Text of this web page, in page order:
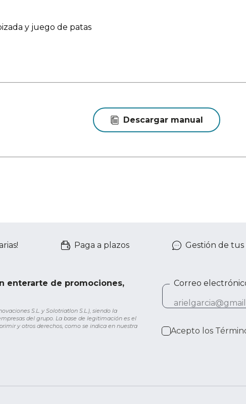
y juego de patas
Descargar manual
Paga a plazos Gestión de tus
enterarte de promociones,
S.L. y Solotriatlon S.L.), siendo la
del grupo. La base de legitimación es el
y otros derechos, como se indica en nuestra
Correo
Acepto los